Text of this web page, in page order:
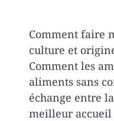
Comment faire
culture et
Comment les
aliments sans
échange entre
meilleur accueil